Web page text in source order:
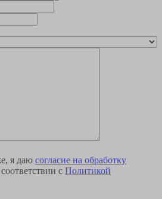
я даю согласие на обработку
с Политикой